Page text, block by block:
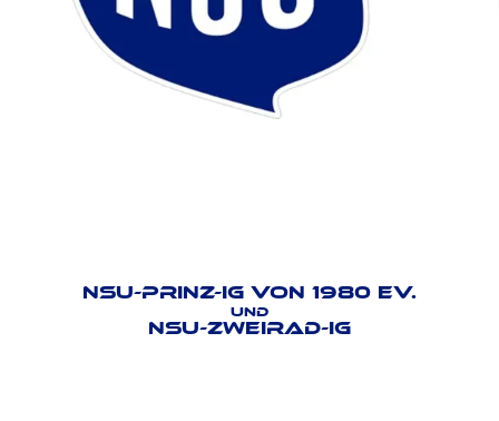
NSU-PRINZ-IG VON 1980 EV.
UND
NSU-ZWEIRAD-IG